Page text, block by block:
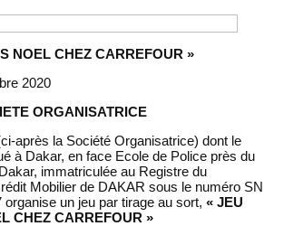
NOEL CHEZ CARREFOUR »
2020
ORGANISATRICE
après la Société Organisatrice) dont le
à Dakar, en face Ecole de Police près du
immatriculée au Registre du
Mobilier de DAKAR sous le numéro SN
organise un jeu par tirage au sort,« JEU
CHEZ CARREFOUR »